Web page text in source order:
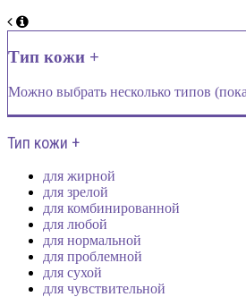
Тип кожи +
Можно выбрать несколько типов
Тип кожи +
для жирной
для зрелой
для комбинированной
для любой
для нормальной
для проблемной
для сухой
для чувствительной